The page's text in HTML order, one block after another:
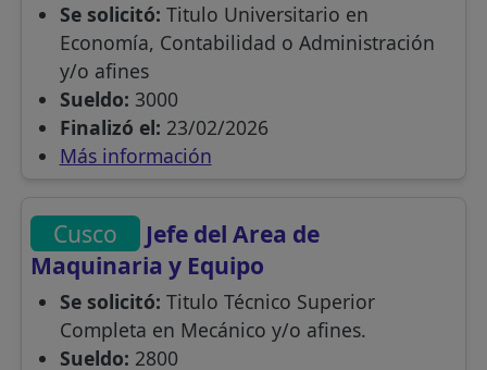
Se solicitó: Titulo Universitario en
Economía, Contabilidad o Administración
y/o afines
Sueldo: 3000
Finalizó el: 23/02/2026
Más información
Cusco
Jefe del Area de
Maquinaria y Equipo
Se solicitó: Titulo Técnico Superior
Completa en Mecánico y/o afines.
Sueldo: 2800